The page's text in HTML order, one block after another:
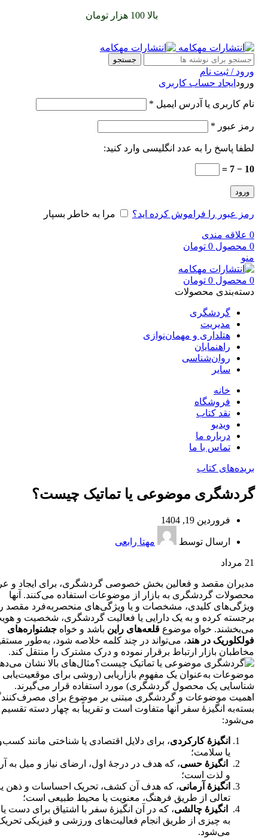
بالا 100 هزار تومان
جستجو
ورود / ثبت نام
ورود ایجاد حساب کاربری
نام کاربری یا آدرس ایمیل *
رمز عبور *
لطفا پاسخ را به عدد انگلیسی وارد کنید:
10 − 7 =
ورود
رمز عبور را فراموش کرده اید؟ مرا به خاطر بسپار
0 علاقه مندی
0 محصول 0 تومان
منو
0 محصول 0 تومان
دسته‌بندی محصولات
گردشگری
مدیریت
هتلداری و مهمان‌نوازی
راهنمایان
روان‌شناسی
سایر
خانه
فروشگاه
نقد کتاب
ویدیو
درباره‌ ما
تماس با ما
بریده‌های کتاب
گردشگری موضوعی یا تماتیک چیست؟
فروردین 19, 1404
ارسال توسط مهتا رابعی
21 مرداد
مدیران مقصد و فعالین بخش خصوصی گردشگری، برای ایجاد و
محصولات گردشگری به بازار از موضوعات استفاده می‌کنند. آنها
ویژگی‌های کلیدی، مشخصات و یا ویژگی‌های منحصربه‌فرد مقصد
برجسته کرده و به یک دارایی یا فعالیت گردشگری، شخصیت و
می‌بخشند. خواه موضوع قلعه‌های راین باشد و خواه جشنواره‌های
فولکلوریک در هند، می‌تواند در چند کلمه خلاصه شود، به‌طور
مخاطبان بازار ارتباط برقرار نموده و درک مشترک را منتقل کند.
مثال‌های بالا نشان
موضوعات به‌عنوان یک مفهوم بازاریابی (روشی برای موقعیت‌یابی
شناسایی یک محصول گردشگری) مورد استفاده قرار می‌گیرند.
اهمیت موضوعات و گردشگری مبتنی بر موضوع برای
بسته‌به انگیزۀ سفر آنها متفاوت است و تقریباً به چهار دسته تقسیم
می‌شود:
انگیزۀ کارکردی، برای دلایل اقتصادی یا شناختی مانند
یا سلامت؛
انگیزۀ حسی، که هدف در درجۀ اول، ارضای نیاز و میل به
و لذت است؛
انگیزۀ آرمانی، که هدف آن کشف، تحریک احساسات و ذهن
تعالی از طریق فرهنگ، معنویت یا محیط طبیعی است؛
انگیزۀ چالشی، که در آن انگیزۀ سفر با اشتیاق برای دست
به چیزی از طریق انجام فعالیت‌های ورزشی و فیزیکی
می‌شود.